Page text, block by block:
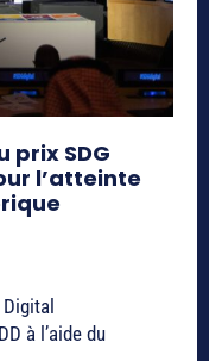
prix SDG
l’atteinte
Digital
à l’aide du